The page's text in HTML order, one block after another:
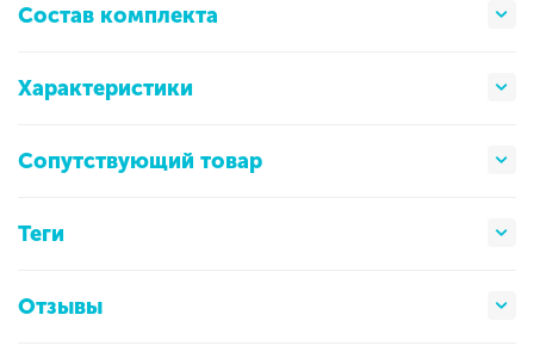
Состав комплекта
Характеристики
Сопутствующий товар
Теги
Отзывы